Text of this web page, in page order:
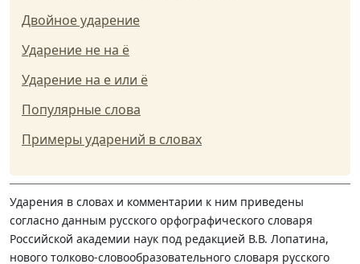
Двойное ударение
Ударение не на ё
Ударение на е или ё
Популярные слова
Примеры ударений в словах
Ударения в словах и комментарии к ним приведены
согласно данным русского орфографического словаря
Российской академии наук под редакцией В.В. Лопатина,
нового толково-словообразовательного словаря русского